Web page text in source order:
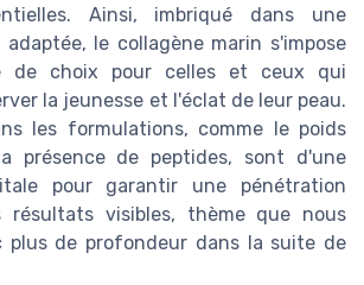
Ainsi, imbriqué dans une
le collagène marin s'impose
de choix pour celles et ceux qui
la jeunesse et l'éclat de leur peau.
les formulations, comme le poids
présence de peptides, sont d'une
pour garantir une pénétration
résultats visibles, thème que nous
plus de profondeur dans la suite de